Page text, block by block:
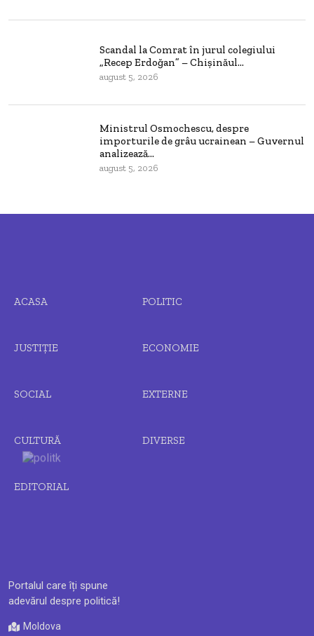
Scandal la Comrat în jurul colegiului
„Recep Erdoğan” – Chișinăul...
august 5, 2026
Ministrul Osmochescu, despre
importurile de grâu ucrainean – Guvernul
analizează...
august 5, 2026
Portalul care îți spune
adevărul despre politică!
Moldova
ACASA POLITIC
JUSTIȚIE ECONOMIE
SOCIAL EXTERNE
CULTURĂ DIVERSE
EDITORIAL